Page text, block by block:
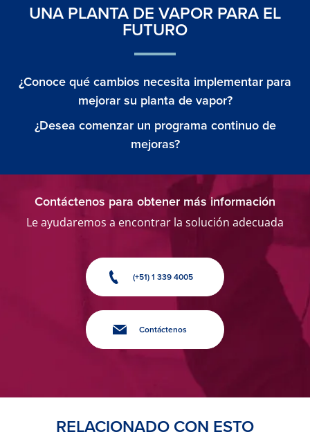
UNA PLANTA DE VAPOR PARA EL
FUTURO
¿Conoce qué cambios necesita implementar para
mejorar su planta de vapor?
¿Desea comenzar un programa continuo de
mejoras?
Contáctenos para obtener más información
Le ayudaremos a encontrar la solución adecuada
(+51) 1 339 4005
Contáctenos
RELACIONADO CON ESTO